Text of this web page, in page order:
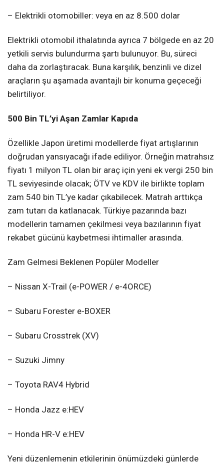
– Elektrikli otomobiller: veya en az 8.500 dolar
Elektrikli otomobil ithalatında ayrıca 7 bölgede en az 20
yetkili servis bulundurma şartı bulunuyor. Bu, süreci
daha da zorlaştıracak. Buna karşılık, benzinli ve dizel
araçların şu aşamada avantajlı bir konuma geçeceği
belirtiliyor.
500 Bin TL’yi Aşan Zamlar Kapıda
Özellikle Japon üretimi modellerde fiyat artışlarının
doğrudan yansıyacağı ifade ediliyor. Örneğin matrahsız
fiyatı 1 milyon TL olan bir araç için yeni ek vergi 250 bin
TL seviyesinde olacak; ÖTV ve KDV ile birlikte toplam
zam 540 bin TL’ye kadar çıkabilecek. Matrah arttıkça
zam tutarı da katlanacak. Türkiye pazarında bazı
modellerin tamamen çekilmesi veya bazılarının fiyat
rekabet gücünü kaybetmesi ihtimaller arasında.
Zam Gelmesi Beklenen Popüler Modeller
– Nissan X-Trail (e-POWER / e-4ORCE)
– Subaru Forester e-BOXER
– Subaru Crosstrek (XV)
– Suzuki Jimny
– Toyota RAV4 Hybrid
– Honda Jazz e:HEV
– Honda HR-V e:HEV
Yeni düzenlemenin etkilerinin önümüzdeki günlerde